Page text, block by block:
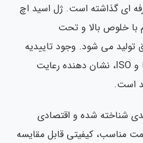
ای گذاشته است. ژل اسید اچ
با خلوص بالا و تحت
تولید می شود. وجود تاییدیه
های بین المللی مانند CE اروپا و ISO، نشان دهنده رعایت
است.
شناخته شده و اقتصادی
مناسب، کیفیتی قابل مقایسه